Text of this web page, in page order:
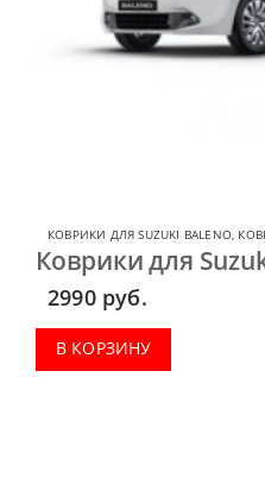
КОВРИКИ ДЛЯ SUZUKI BALENO,
Коврики для
2990 руб.
В КОРЗИНУ